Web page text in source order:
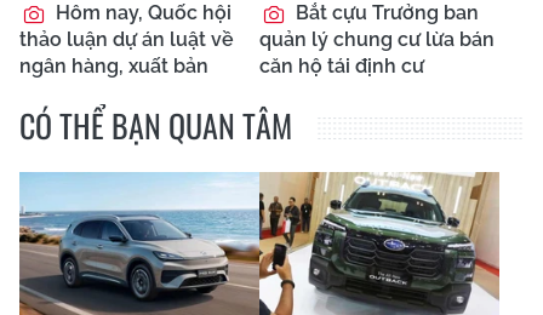
Hôm nay, Quốc hội
thảo luận dự án luật về
ngân hàng, xuất bản
Bắt cựu Trưởng ban
quản lý chung cư lừa bán
căn hộ tái định cư
CÓ THỂ BẠN QUAN TÂM